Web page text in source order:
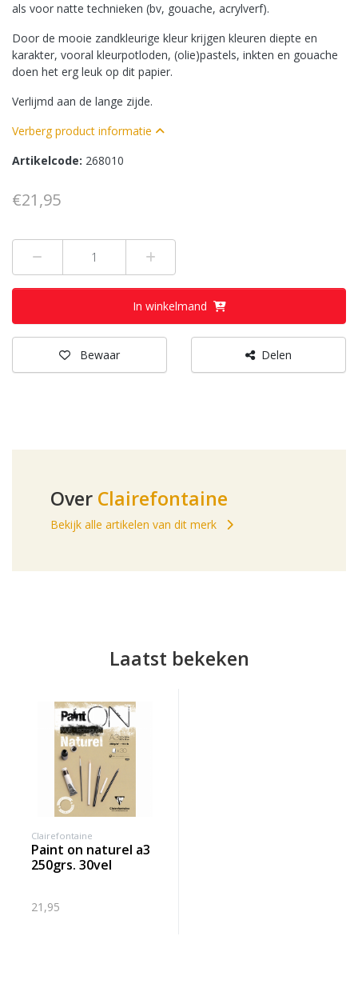
als voor natte technieken (bv, gouache, acrylverf).
Door de mooie zandkleurige kleur krijgen kleuren diepte en
karakter, vooral kleurpotloden, (olie)pastels, inkten en gouache
doen het erg leuk op dit papier.
Verlijmd aan de lange zijde.
Verberg product informatie
Artikelcode: 268010
€21,95
In winkelmand
Bewaar Delen
Over Clairefontaine
Bekijk alle artikelen van dit merk
Laatst bekeken
Clairefontaine
paint on naturel a3
250grs. 30vel
21,95